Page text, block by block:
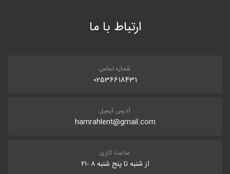
ارتباط با ما
شماره تماس
02536618431
آدرس ایمیل
hamrahlent@gmail.com
ساعت کاری
از شنبه تا پنج شنبه ۸ -۲۱